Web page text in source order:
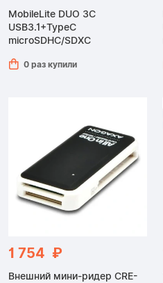
MobileLite DUO 3C
USB3.1+TypeC
microSDHC/SDXC
0 раз купили
1 754 ₽
Внешний мини-ридер CRE-